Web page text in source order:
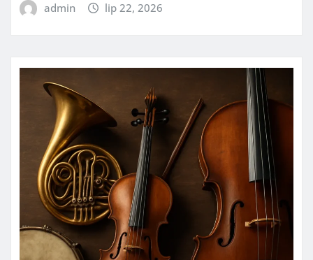
admin lip 22, 2026